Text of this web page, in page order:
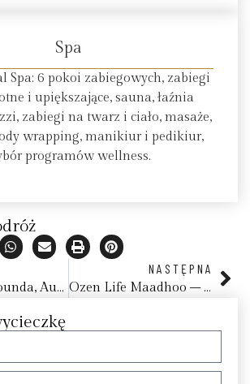
Spa
Spa: 6 pokoi zabiegowych, zabiegi
i upiększające, sauna, łaźnia
zabiegi na twarz i ciało, masaże,
wrapping, manikiur i pedikiur,
programów wellness.
Domes of Elounda, Autograph Collection
NASTĘPNA
Ozen Life Maadhoo – All Inclusive